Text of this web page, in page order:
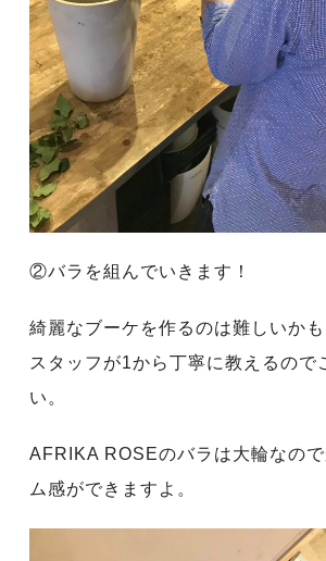
②バラを組んでいきます！
綺麗なブーケを作るのは難しいかも
スタッフが1から丁寧に教えるので
い。
AFRIKA ROSEのバラは大輪なの
ム感ができますよ。